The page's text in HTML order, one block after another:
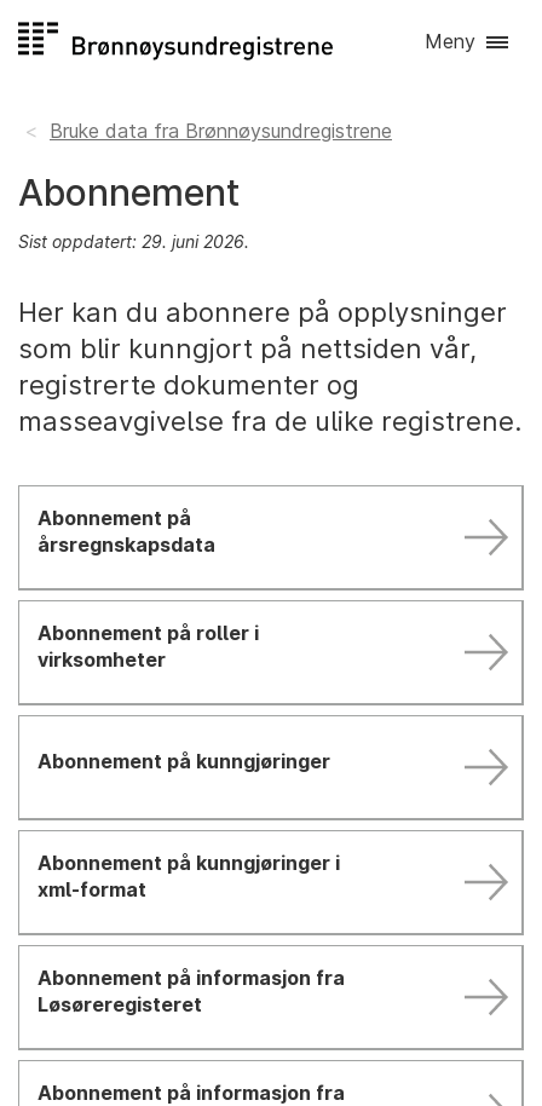
til
Meny
Bruke data fra Brønnøysundregistrene
Abonnement
Sist oppdatert: 29. juni 2026.
Her kan du abonnere på opplysninger
som blir kunngjort på nettsiden vår,
registrerte dokumenter og
masseavgivelse fra de ulike registrene.
Abonnement på
årsregnskapsdata
Abonnement på roller i
virksomheter
Abonnement på kunngjøringer
Abonnement på kunngjøringer i
xml-format
Abonnement på informasjon fra
Løsøreregisteret
Abonnement på informasjon fra